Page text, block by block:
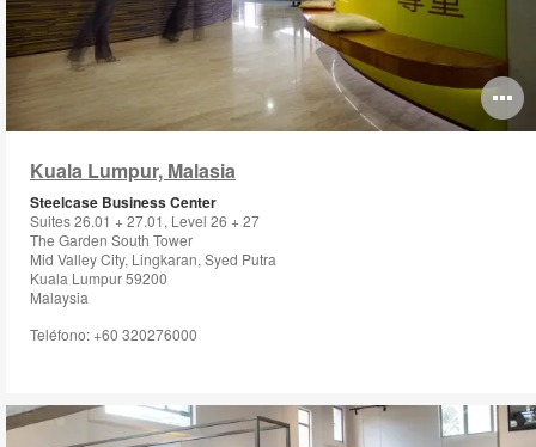
Kuala Lumpur, Malasia
Steelcase Business Center
Suites 26.01 + 27.01, Level 26 + 27
The Garden South Tower
Mid Valley City, Lingkaran, Syed Putra
Kuala Lumpur 59200
Malaysia
Teléfono: +60 320276000